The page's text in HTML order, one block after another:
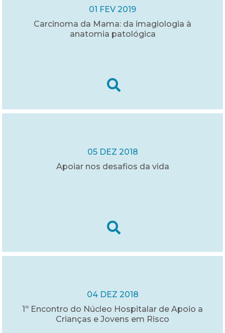
01 FEV 2019
Carcinoma da Mama: da imagiologia à
anatomia patológica
05 DEZ 2018
Apoiar nos desafios da vida
04 DEZ 2018
1º Encontro do Núcleo Hospitalar de Apoio a
Crianças e Jovens em Risco